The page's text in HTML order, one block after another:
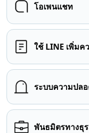
โอเพนแชท
ใช้ LINE เพิ่มค
ระบบความปล
พันธมิตรทางธุ